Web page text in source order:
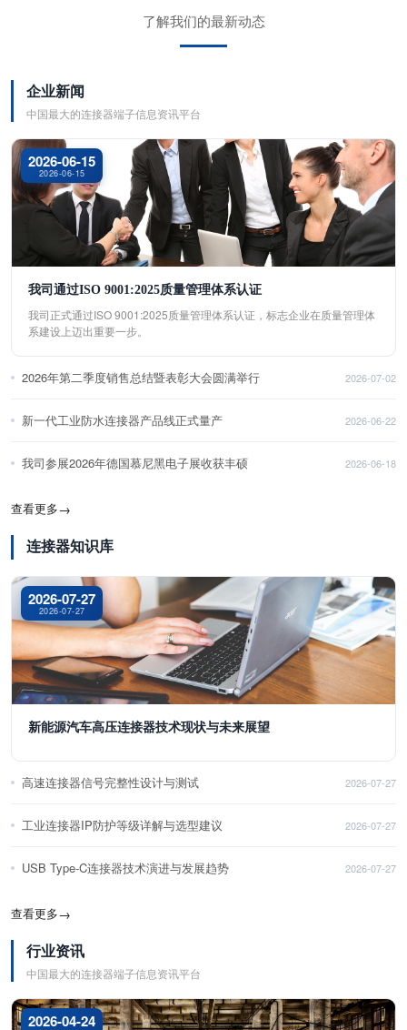
了解我们的最新动态
企业新闻
中国最大的连接器端子信息资讯平台
2026-06-15
2026-06-15
我司通过ISO 9001:2025质量管理体系认证
我司正式通过ISO 9001:2025质量管理体系认证，标志企业在质量管理体
系建设上迈出重要一步。
2026年第二季度销售总结暨表彰大会圆满举行 2026-07-02
新一代工业防水连接器产品线正式量产 2026-06-22
我司参展2026年德国慕尼黑电子展收获丰硕 2026-06-18
查看更多→
连接器知识库
2026-07-27
2026-07-27
新能源汽车高压连接器技术现状与未来展望
高速连接器信号完整性设计与测试 2026-07-27
工业连接器IP防护等级详解与选型建议 2026-07-27
USB Type-C连接器技术演进与发展趋势 2026-07-27
查看更多→
行业资讯
中国最大的连接器端子信息资讯平台
2026-04-24